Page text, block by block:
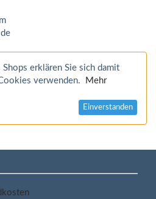
erklären Sie sich damit
verwenden.
Mehr
Einverstanden